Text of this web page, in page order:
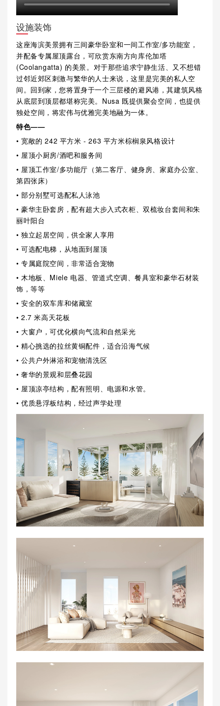
设施装饰
这座海滨美景拥有三间豪华卧室和一间工作室/多功能室，
并配备专属屋顶露台，可欣赏东南方向库伦加塔
(Coolangatta) 的美景。对于那些追求宁静生活、又不想错
过邻近郊区刺激与繁华的人士来说，这里是完美的私人空
间。回到家，您将置身于一个三层楼的避风港，其建筑风格
从底层到顶层都堪称完美。Nusa 既提供聚会空间，也提供
独处空间，将宏伟与优雅完美地融为一体。
特色——
• 宽敞的 242 平方米 - 263 平方米棕榈泉风格设计
• 屋顶小厨房/酒吧和服务间
• 屋顶工作室/多功能厅（第二客厅、健身房、家庭办公室、
第四张床）
• 部分别墅可选配私人泳池
• 豪华主卧套房，配有超大步入式衣柜、双梳妆台套间和朱
丽叶阳台
• 独立起居空间，供全家人享用
• 可选配电梯，从地面到屋顶
• 专属庭院空间，非常适合宠物
• 木地板、Miele 电器、管道式空调、餐具室和豪华石材装
饰，等等
• 安全的双车库和储藏室
• 2.7 米高天花板
• 大窗户，可优化横向气流和自然采光
• 精心挑选的拉丝黄铜配件，适合沿海气候
• 公共户外淋浴和宠物清洗区
• 奢华的景观和层叠花园
• 屋顶凉亭结构，配有照明、电源和水管。
• 优质悬浮板结构，经过声学处理